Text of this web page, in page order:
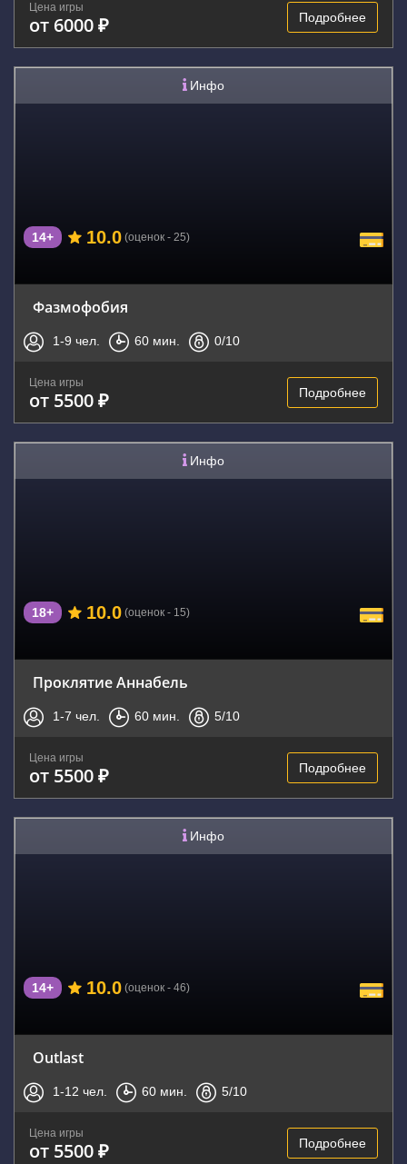
Цена игры
от 6000 ₽ Подробнее
Инфо
14+ 10.0 (оценок - 25)
Фазмофобия
1-9 чел. 60 мин. 0/10
Цена игры
от 5500 ₽ Подробнее
Инфо
18+ 10.0 (оценок - 15)
Проклятие Аннабель
1-7 чел. 60 мин. 5/10
Цена игры
от 5500 ₽ Подробнее
Инфо
14+ 10.0 (оценок - 46)
Outlast
1-12 чел. 60 мин. 5/10
Цена игры
от 5500 ₽ Подробнее